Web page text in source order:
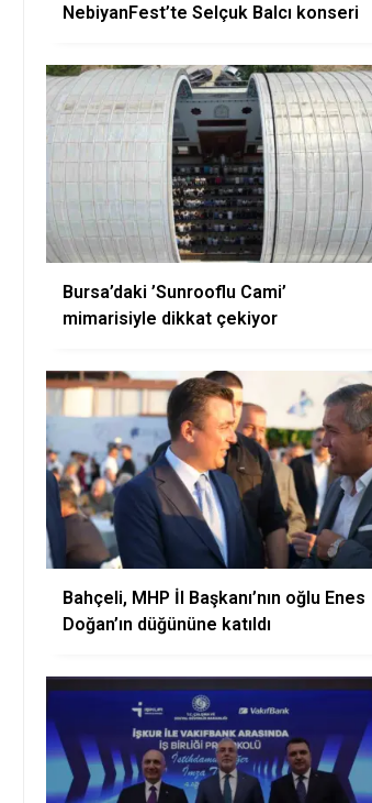
NebiyanFest’te Selçuk Balcı konseri
Bursa’daki ’Sunrooflu Cami’
mimarisiyle dikkat çekiyor
Bahçeli, MHP İl Başkanı’nın oğlu Enes
Doğan’ın düğününe katıldı